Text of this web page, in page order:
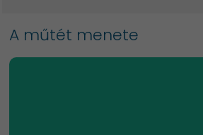
A műtét menete